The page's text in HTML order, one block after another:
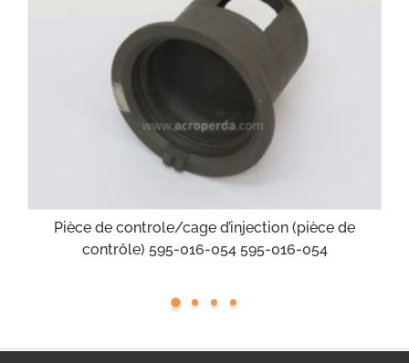
Pièce de controle/cage d’injection (pièce de
contrôle) 595-016-054 595-016-054